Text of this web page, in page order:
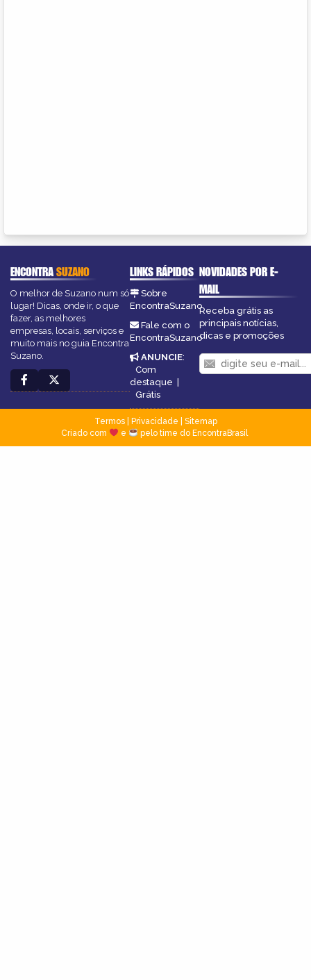
ENCONTRASUZANO
O melhor de Suzano num só
lugar! Dicas, onde ir, o que
fazer, as melhores
empresas, locais, serviços e
muito mais no guia Encontra
Suzano.
LINKS RÁPIDOS
Sobre
EncontraSuzano
Fale com o
EncontraSuzano
ANUNCIE:
Com
destaque |
Grátis
NOVIDADES POR E-
MAIL
Receba grátis as
principais notícias,
dicas e promoções
Termos| Privacidade
Sitemap
Criado com
e pelo time do EncontraBrasil